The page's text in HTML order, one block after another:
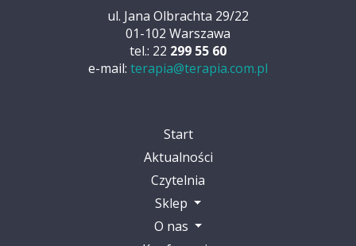
ul. Jana Olbrachta 29/22
01-102 Warszawa
tel.: 22 299 55 60
e-mail: terapia@terapia.com.pl
Start
Aktualności
Czytelnia
Sklep
O nas